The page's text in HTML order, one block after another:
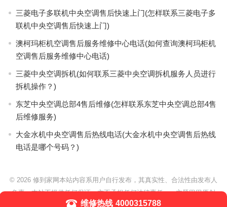
三菱电子多联机中央空调售后快速上门(怎样联系三菱电子多
联机中央空调售后快速上门)
澳柯玛柜机空调售后服务维修中心电话(如何查询澳柯玛柜机
空调售后服务维修中心电话)
三菱中央空调拆机(如何联系三菱中央空调拆机服务人员进行
拆机操作？)
东芝中央空调总部4售后维修(怎样联系东芝中央空调总部4售
后维修服务)
大金水机中央空调售后热线电话(大金水机中央空调售后热线
电话是哪个号码？)
© 2026 修到家网本站内容系用户自行发布，其真实性、合法性由发布人
负责，本站不提供任何保证，亦不承担任何法律责任。- 主题巴巴原创
WordPress主题
维修热线 4000315788